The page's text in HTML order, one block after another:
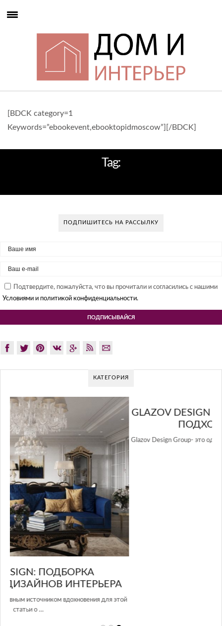
[BDCK category=1
Keywords=”ebookevent,ebooktopidmoscow”][/BDCK]
Tag:
ПОДПИШИТЕСЬ НА РАССЫЛКУ
Подтвердите, пожалуйста, что вы прочитали и согласились с нашими
Условиями и политикой конфиденциальности.
КАТЕГОРИЯ
GLAZOV DESIGN GROUP – УНИКАЛЬНЫЙ
ПОДХОД К ДИЗАЙНУ
Glazov Design Group- это одна из лучших студий дизайна интерьера